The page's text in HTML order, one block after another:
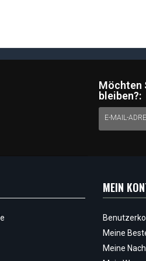
Möchten
bleiben?:
E-MAIL-
MEIN
Meine
Meine